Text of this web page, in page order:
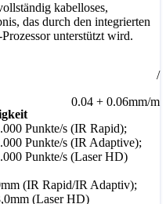
kabelloses,
das durch den integrierten
unterstützt wird.
/
0.04 + 0.06mm/m
Punkte/s (IR Rapid);
Punkte/s (IR Adaptive);
Punkte/s (Laser HD)
(IR Rapid/IR Adaptiv);
(Laser HD)